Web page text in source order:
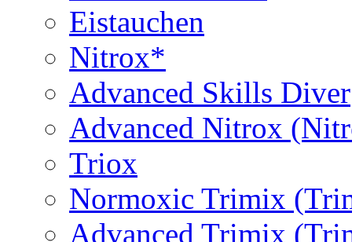
Eistauchen
Nitrox*
Advanced Skills Diver
Advanced Nitrox
Triox
Normoxic Trimix
Advanced Trimix